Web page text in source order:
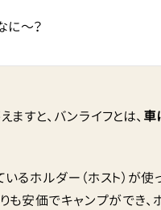
に〜？
すと、バンライフとは、 車
いるホルダー（ホスト）が
安価でキャンプができ、